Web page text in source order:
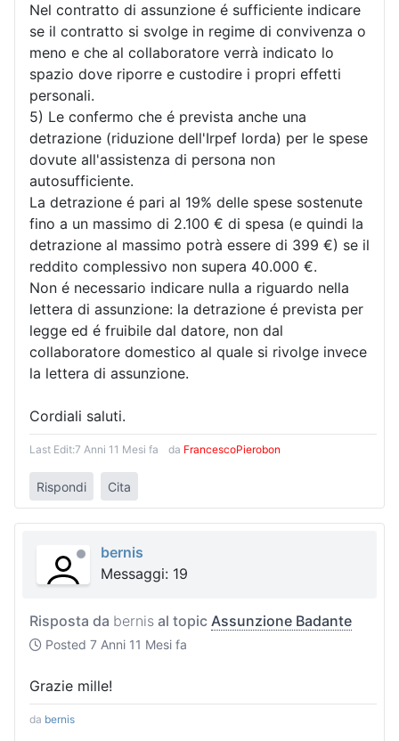
Nel contratto di assunzione é sufficiente indicare
se il contratto si svolge in regime di convivenza o
meno e che al collaboratore verrà indicato lo
spazio dove riporre e custodire i propri effetti
personali.
5) Le confermo che é prevista anche una
detrazione (riduzione dell'Irpef lorda) per le spese
dovute all'assistenza di persona non
autosufficiente.
La detrazione é pari al 19% delle spese sostenute
fino a un massimo di 2.100 € di spesa (e quindi la
detrazione al massimo potrà essere di 399 €) se il
reddito complessivo non supera 40.000 €.
Non é necessario indicare nulla a riguardo nella
lettera di assunzione: la detrazione é prevista per
legge ed é fruibile dal datore, non dal
collaboratore domestico al quale si rivolge invece
la lettera di assunzione.
Cordiali saluti.
Last Edit:7 Anni 11 Mesi fa da FrancescoPierobon
Rispondi Cita
bernis
Messaggi: 19
Risposta da bernis al topic Assunzione Badante
Posted 7 Anni 11 Mesi fa
Grazie mille!
da bernis